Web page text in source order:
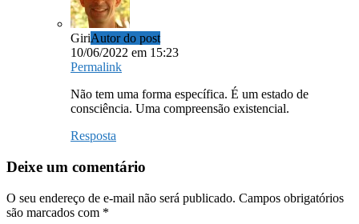
GiriAutor do post
10/06/2022 em 15:23
Permalink
Não tem uma forma específica. É um estado de
consciência. Uma compreensão existencial.
Resposta
Deixe um comentário
O seu endereço de e-mail não será publicado. Campos obrigatórios
são marcados com *